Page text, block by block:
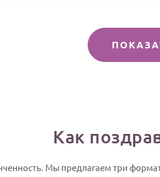
Как
Мы предлагаем три